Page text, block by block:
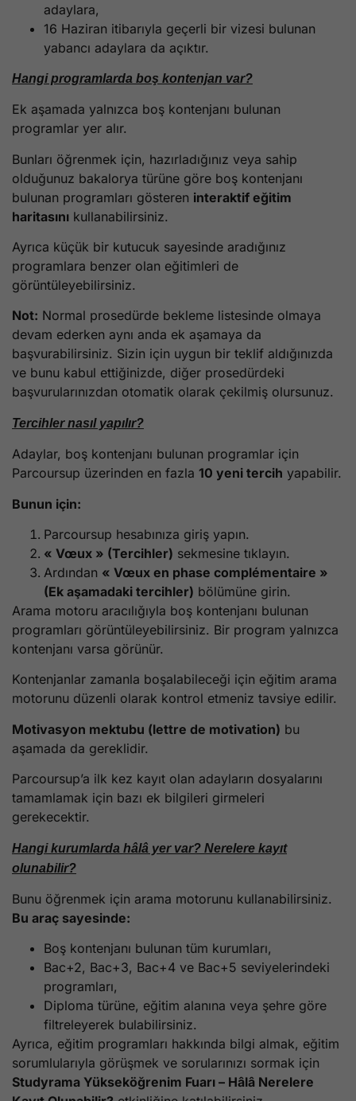
adaylara,
16 Haziran itibarıyla geçerli bir vizesi bulunan
yabancı adaylara da açıktır.
Hangi programlarda boş kontenjan var?
Ek aşamada yalnızca boş kontenjanı bulunan
programlar yer alır.
Bunları öğrenmek için, hazırladığınız veya sahip
olduğunuz bakalorya türüne göre boş kontenjanı
bulunan programları gösteren interaktif eğitim
haritasını kullanabilirsiniz.
Ayrıca küçük bir kutucuk sayesinde aradığınız
programlara benzer olan eğitimleri de
görüntüleyebilirsiniz.
Not: Normal prosedürde bekleme listesinde olmaya
devam ederken aynı anda ek aşamaya da
başvurabilirsiniz. Sizin için uygun bir teklif aldığınızda
ve bunu kabul ettiğinizde, diğer prosedürdeki
başvurularınızdan otomatik olarak çekilmiş olursunuz.
Tercihler nasıl yapılır?
Adaylar, boş kontenjanı bulunan programlar için
Parcoursup üzerinden en fazla 10 yeni tercih yapabilir.
Bunun için:
Parcoursup hesabınıza giriş yapın.
« Vœux » (Tercihler) sekmesine tıklayın.
Ardından « Vœux en phase complémentaire »
(Ek aşamadaki tercihler) bölümüne girin.
Arama motoru aracılığıyla boş kontenjanı bulunan
programları görüntüleyebilirsiniz. Bir program yalnızca
kontenjanı varsa görünür.
Kontenjanlar zamanla boşalabileceği için eğitim arama
motorunu düzenli olarak kontrol etmeniz tavsiye edilir.
Motivasyon mektubu (lettre de motivation) bu
aşamada da gereklidir.
Parcoursup’a ilk kez kayıt olan adayların dosyalarını
tamamlamak için bazı ek bilgileri girmeleri
gerekecektir.
Hangi kurumlarda hâlâ yer var? Nerelere kayıt
olunabilir?
Bunu öğrenmek için arama motorunu kullanabilirsiniz.
Bu araç sayesinde:
Boş kontenjanı bulunan tüm kurumları,
Bac+2, Bac+3, Bac+4 ve Bac+5 seviyelerindeki
programları,
Diploma türüne, eğitim alanına veya şehre göre
filtreleyerek bulabilirsiniz.
Ayrıca, eğitim programları hakkında bilgi almak, eğitim
sorumlularıyla görüşmek ve sorularınızı sormak için
Studyrama Yükseköğrenim Fuarı – Hâlâ Nerelere